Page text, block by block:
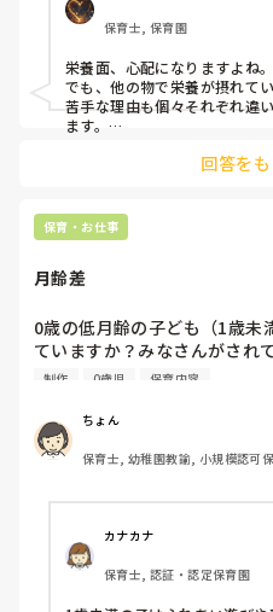
保育士, 保育園
栄養面、心配になりますよね。
でも、他の物で栄養が摂れて
苦手な理由も個々それぞれ違
ます。
る。ペロっとする。などスロ
回答を
保育・お仕事
月齢差
0歳の低月齢の子ども（1歳未
ていますか？みなさんがされ
れば嬉しいです。
多い場合、どのように書いて
制作 0歳児 保育内容
ちょん
保育士, 幼稚園教諭, 小規模認可
カナカナ
保育士, 認証・認定保育園